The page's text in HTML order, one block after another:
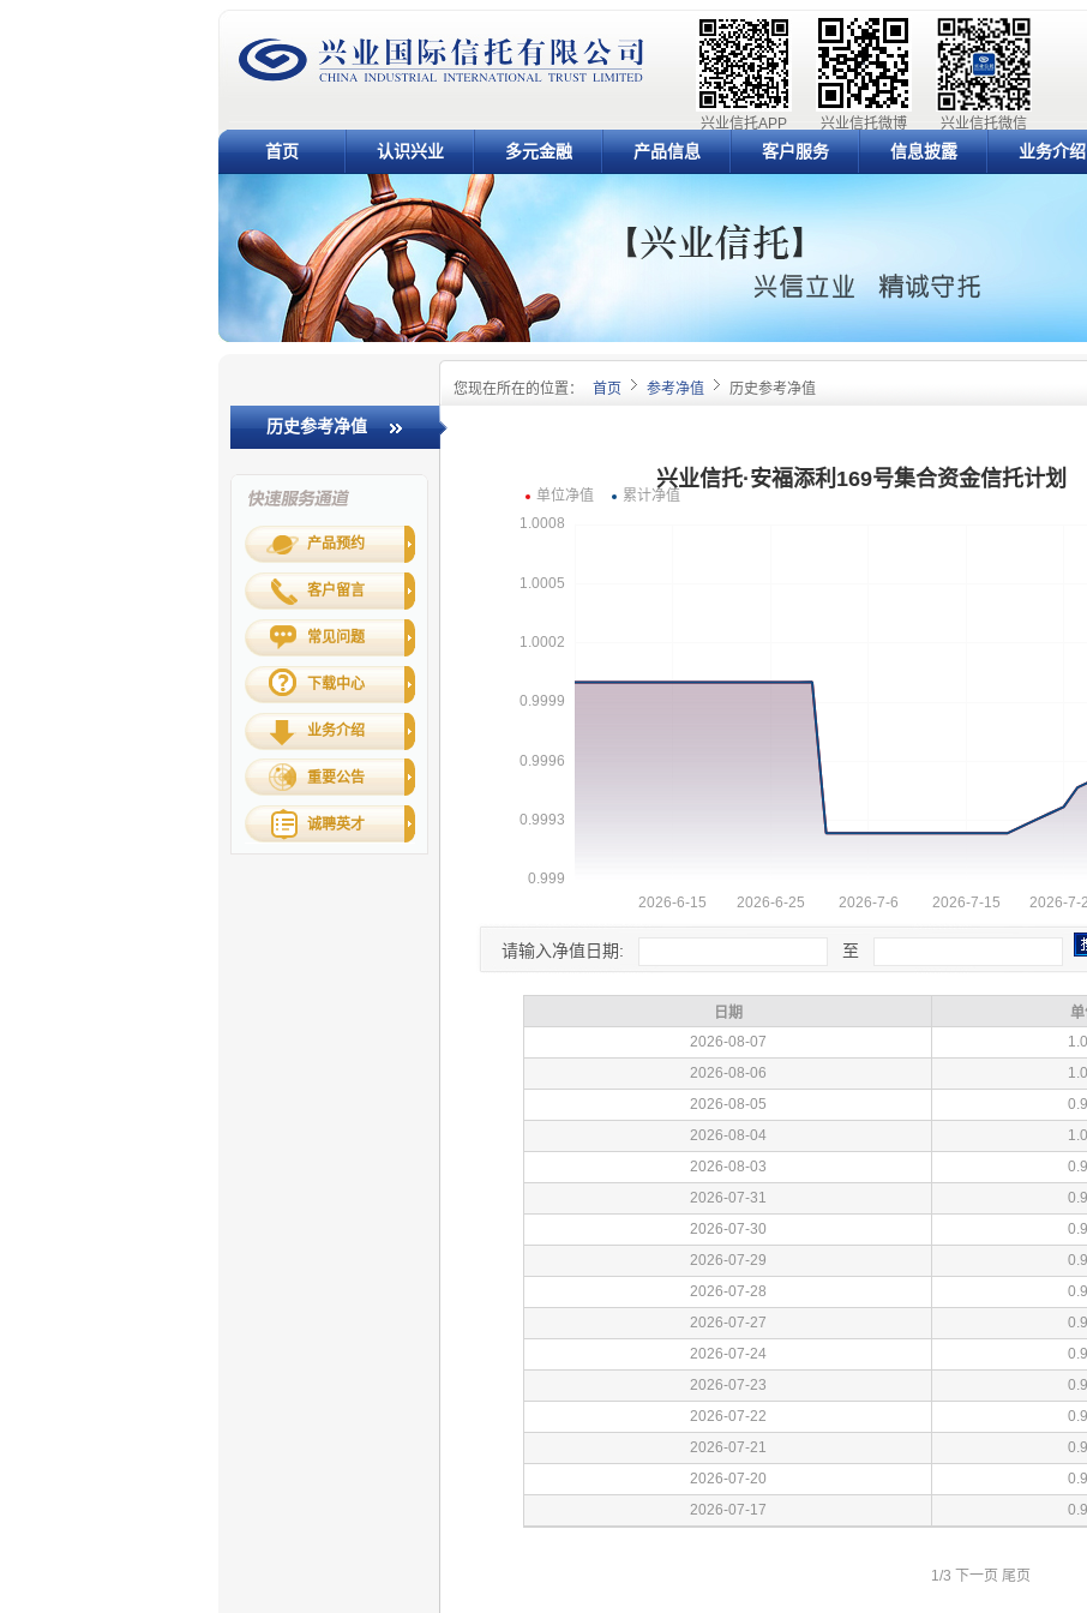
兴业信托微信
兴业信托微博
兴业信托APP
首页 认识兴业 多元金融 产品信息 客户服务 信息披露 业务介绍
您现在所在的位置： 首页 参考净值 历史参考净值
历史参考净值
产品预约
客户留言
常见问题
下载中心
业务介绍
重要公告
诚聘英才
请输入净值日期: 至